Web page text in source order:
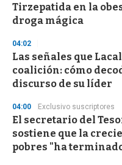
Tirzepatida en la
droga mágica
04:02
Las señales que
coalición: cómo
discurso de su líder
04:00 Exclusivo suscriptores
El secretario del
sostiene que la
pobres "ha